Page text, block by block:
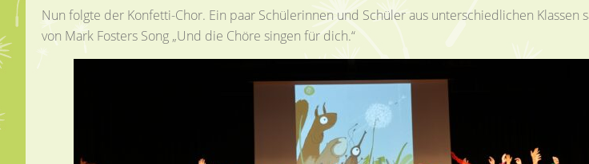
Nun folgte der Konfetti-Chor. Ein paar Schülerinnen und Schüler aus unterschiedlichen
von Mark Fosters Song „Und die Chöre singen für dich.“